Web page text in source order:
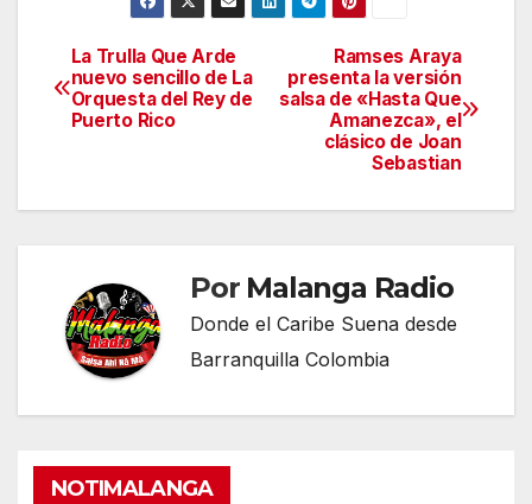
Navegación
de
Ramses Araya
presenta la versión
salsa de «Hasta Que
Amanezca», el
clásico de Joan
Sebastian
La Trulla Que Arde
nuevo sencillo de La
Orquesta del Rey de
Puerto Rico
Por Malanga Radio
Donde el Caribe Suena desde
Barranquilla Colombia
NOTIMALANGA